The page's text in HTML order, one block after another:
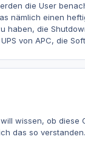
die User
nämlich einen
haben, die
von APC, die
wissen, ob diese
das so